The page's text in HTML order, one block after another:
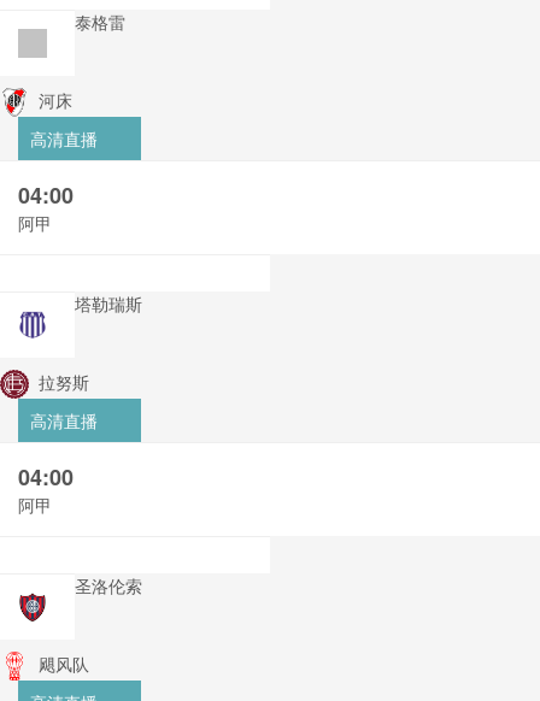
泰格雷
河床
高清直播
04:00
阿甲
塔勒瑞斯
拉努斯
高清直播
04:00
阿甲
圣洛伦索
飓风队